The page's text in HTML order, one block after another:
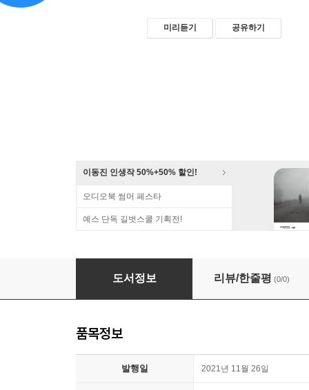
미리듣기 공유하기
이동진 인생작 50%+50% 할인!
오디오북 썸머 페스타
예스 단독 길벗스쿨 기획전!
우울할 땐 뇌 과학
도서정보 리뷰/한줄평 (0/0)
품목정보
발행일 2021년 11월 26일